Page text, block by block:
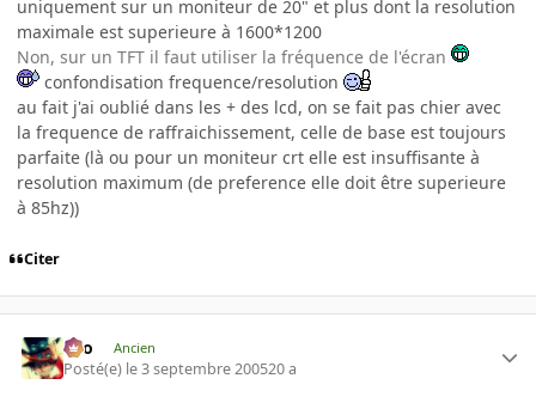
uniquement sur un moniteur de 20" et plus dont la resolution
maximale est superieure à 1600*1200
Non, sur un TFT il faut utiliser la fréquence de l'écran
confondisation frequence/resolution
au fait j'ai oublié dans les + des lcd, on se fait pas chier avec
la frequence de raffraichissement, celle de base est toujours
parfaite (là ou pour un moniteur crt elle est insuffisante à
resolution maximum (de preference elle doit être superieure
à 85hz))
Citer
eYo Ancien
Posté(e) le 3 septembre 200520 a